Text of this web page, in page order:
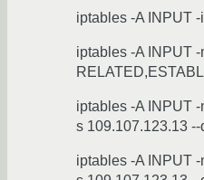
iptables -A INPUT
iptables -A INPUT -
iptables -A INPUT
s 109.107.123.13
iptables -A INPUT